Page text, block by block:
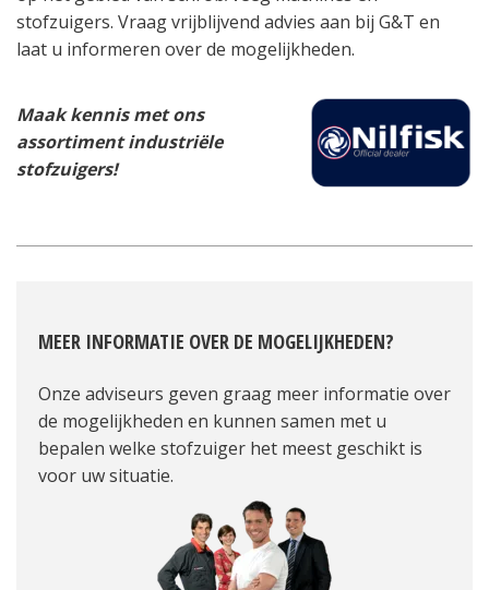
stofzuigers. Vraag vrijblijvend advies aan bij G&T en
laat u informeren over de mogelijkheden.
Maak kennis met ons
assortiment industriële
stofzuigers!
MEER INFORMATIE OVER DE MOGELIJKHEDEN?
Onze adviseurs geven graag meer informatie over
de mogelijkheden en kunnen samen met u
bepalen welke stofzuiger het meest geschikt is
voor uw situatie.